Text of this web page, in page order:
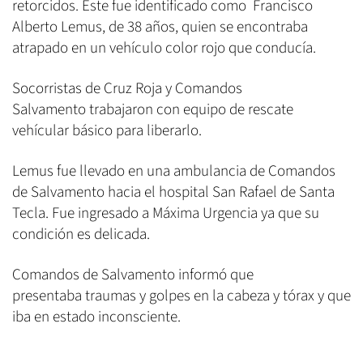
retorcidos. Este fue identificado como Francisco
Alberto Lemus, de 38 años, quien se encontraba
atrapado en un vehículo color rojo que conducía.
Socorristas de Cruz Roja y Comandos
Salvamento trabajaron con equipo de rescate
vehícular básico para liberarlo.
Lemus fue llevado en una ambulancia de Comandos
de Salvamento hacia el hospital San Rafael de Santa
Tecla. Fue ingresado a Máxima Urgencia ya que su
condición es delicada.
Comandos de Salvamento informó que
presentaba traumas y golpes en la cabeza y tórax y que
iba en estado inconsciente.